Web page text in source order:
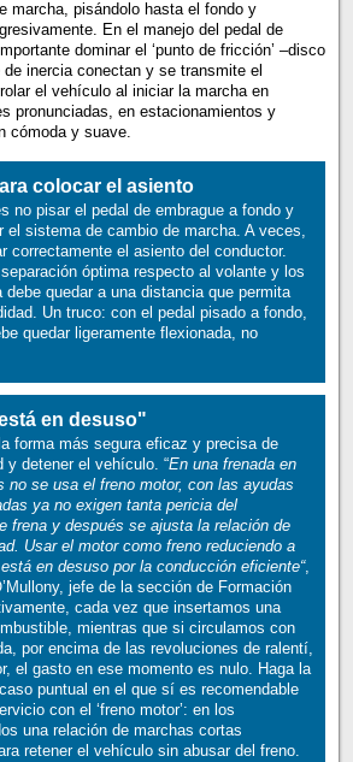
marcha, pisándolo hasta el fondo y
En el manejo del pedal de
dominar el ‘punto de fricción’ –disco
inercia conectan y se transmite el
el vehículo al iniciar la marcha en
pronunciadas, en estacionamientos y
cómoda y suave.
colocar el asiento
no pisar el pedal de embrague a fondo y
el sistema de cambio de marcha. A veces,
correctamente el asiento del conductor.
óptima respecto al volante y los
debe quedar a una distancia que permita
Un truco: con el pedal pisado a fondo,
quedar ligeramente flexionada, no
en desuso"
forma más segura eficaz y precisa de
y detener el vehículo. “En una frenada en
no se usa el freno motor, con las ayudas
ya no exigen tanta pericia del
frena y después se ajusta la relación de
Usar el motor como freno reduciendo a
en desuso por la conducción eficiente“,
jefe de la sección de Formación
cada vez que insertamos una
mientras que si circulamos con
por encima de las revoluciones de ralentí,
el gasto en ese momento es nulo. Haga la
puntual en el que sí es recomendable
con el ‘freno motor’: en los
una relación de marchas cortas
retener el vehículo sin abusar del freno.